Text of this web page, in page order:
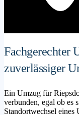
Fachgerechter
zuverlässiger
Ein Umzug für
verbunden, egal ob es
Standortwechsel eines